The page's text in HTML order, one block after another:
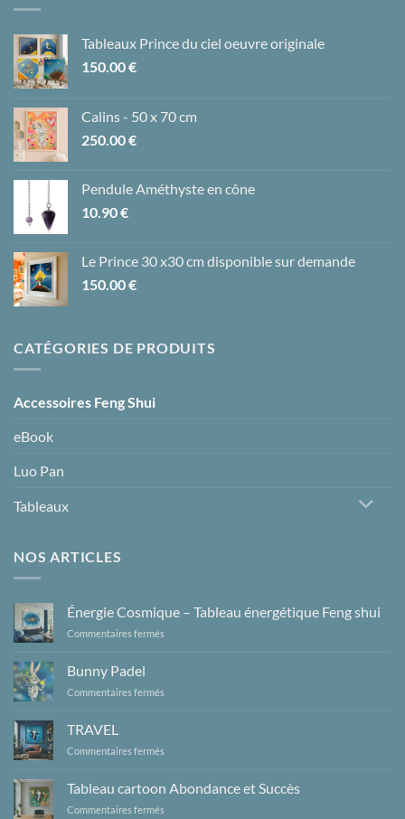
Tableaux Prince du ciel oeuvre originale
150.00€
Calins - 50 x 70 cm
250.00€
Pendule Améthyste en cône
10.90€
Le Prince 30 x30 cm disponible sur demande
150.00€
CATÉGORIES DE PRODUITS
Accessoires Feng Shui
eBook
Luo Pan
Tableaux
NOS ARTICLES
Énergie Cosmique – Tableau énergétique Feng shui
Commentaires fermés
Tableau
Bunny Padel
Commentaires fermés
TRAVEL
Commentaires fermés
Tableau cartoon Abondance et Succès
Commentaires fermés